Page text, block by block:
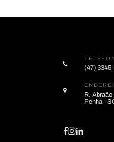
(47)
R.
Penha -